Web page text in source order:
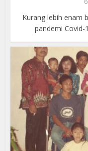
Kurang lebih enam
pandemi Covid-